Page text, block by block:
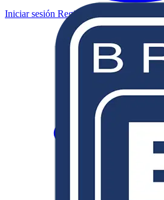
Iniciar sesión Registrarse